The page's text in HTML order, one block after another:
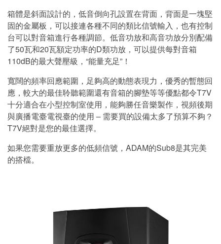
箱體是斜面設計的，低音倒向孔設置在背面，背面是一塊堅
固的金屬板，可以接連各種不同的類比信號輸入，也有控制
台可以對音箱進行各種調節。低音功放和高音功放分別配備
了50瓦和20瓦額定功率的D類功放，可以提供每對音箱
110dB的最大聲壓級，“能量充足”！
寬闊的頻率回應範圍，足夠高的動態表現力，優秀的暫態回
應，較大的最佳聆聽範圍還有音箱的腳墊等等優點都令T7V
十分適合在小型控制室使用，能夠勝任音樂製作，視頻後期
與廣播電臺電視臺的使用 – 需要買的設備太多了預算不夠？
T7V絕對是您的最佳選擇。
如果您需要重放更多的低頻信號，ADAM的Sub8是其完美
的搭檔。